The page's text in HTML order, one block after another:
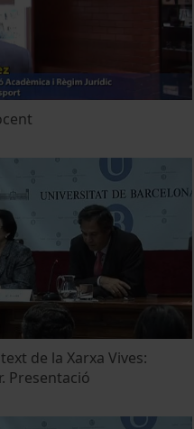
de la Xarxa Vives:
Presentació